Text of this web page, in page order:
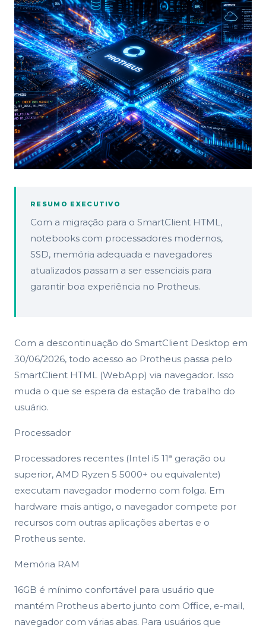
RESUMO EXECUTIVO
Com a migração para o SmartClient HTML,
notebooks com processadores modernos,
SSD, memória adequada e navegadores
atualizados passam a ser essenciais para
garantir boa experiência no Protheus.
Com a descontinuação do SmartClient Desktop em
30/06/2026, todo acesso ao Protheus passa pelo
SmartClient HTML (WebApp) via navegador. Isso
muda o que se espera da estação de trabalho do
usuário.
Processador
Processadores recentes (Intel i5 11ª geração ou
superior, AMD Ryzen 5 5000+ ou equivalente)
executam navegador moderno com folga. Em
hardware mais antigo, o navegador compete por
recursos com outras aplicações abertas e o
Protheus sente.
Memória RAM
16GB é mínimo confortável para usuário que
mantém Protheus aberto junto com Office, e-mail,
navegador com várias abas. Para usuários que